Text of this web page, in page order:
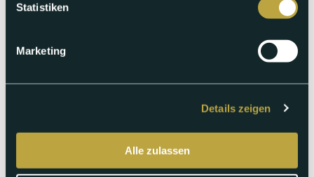
Statistiken
Marketing
Details zeigen
Alle zulassen